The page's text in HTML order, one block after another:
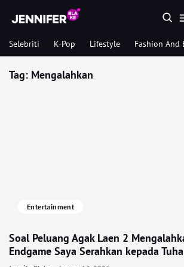
Selebriti K-Pop Lifestyle Fashion And
Tag: Mengalahkan
Entertainment
Soal Peluang Agak Laen 2
Endgame Saya Serahkan kepada